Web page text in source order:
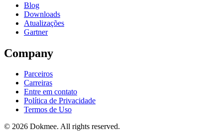
Blog
Downloads
Atualizações
Gartner
Company
Parceiros
Carreiras
Entre em contato
Política de Privacidade
Termos de Uso
© 2026 Dokmee. All rights reserved.